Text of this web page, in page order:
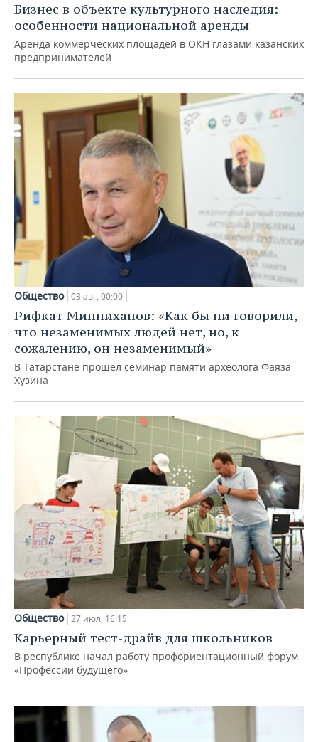
Бизнес в объекте культурного наследия:
особенности национальной аренды
Аренда коммерческих площадей в ОКН глазами казанских
предпринимателей
Общество 03 авг, 00:00
Рифкат Минниханов: «Как бы ни говорили,
что незаменимых людей нет, но, к
сожалению, он незаменимый»
В Татарстане прошел семинар памяти археолога Фаяза
Хузина
Общество 27 июл, 16:15
Карьерный тест-драйв для школьников
В республике начал работу профориентационный форум
«Профессии будущего»